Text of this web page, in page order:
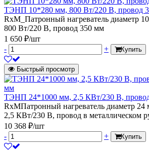
ТЭНП 10*280 мм, 800 Вт/220 В, провод
RxM_Патронный нагреватель диаметр
800 Вт/220 В, провод 350 мм
1 650 ₽/шт
-
+ Купить
Быстрый просмотр
ТЭНП 24*1000 мм, 2,5 КВт/230 В, провод
RxMПатронный нагреватель диаметр
2,5 КВт/230 В, провод в металлическом
10 368 ₽/шт
-
+ Купить